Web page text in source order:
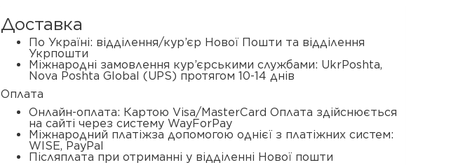
Доставка
По Україні: відділення/кур’єр Нової Пошти та відділення
Укрпошти
Міжнародні замовлення кур’єрськими службами: UkrPoshta,
Nova Poshta Global (UPS) протягом 10-14 днів
Оплата
Онлайн-оплата: Картою Visa/MasterCard Оплата здійснюється
на сайті через систему WayForPay
Міжнародний платіжза допомогою однієї з платіжних систем:
WISE, PayPal
Післяплата при отриманні у відділенні Нової пошти